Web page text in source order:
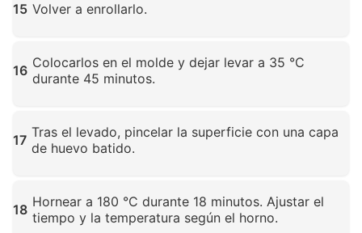
15 Volver a enrollarlo.
16 Colocarlos en el molde y dejar levar a 35 °C
durante 45 minutos.
17 Tras el levado, pincelar la superficie con una capa
de huevo batido.
18 Hornear a 180 °C durante 18 minutos. Ajustar el
tiempo y la temperatura según el horno.